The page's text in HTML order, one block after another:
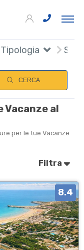
CERCA
Vacanze al
per le tue Vacanze
Filtra
8.4